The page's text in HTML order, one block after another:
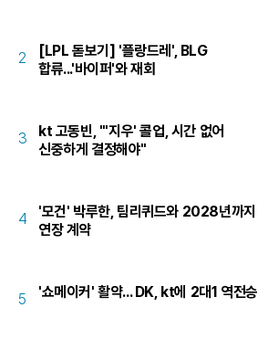
2
[LPL 돋보기] '플랑드레', BLG
합류...'바이퍼'와 재회
3
kt 고동빈, "'지우' 콜업, 시간 없어
신중하게 결정해야"
4
'모건' 박루한, 팀리퀴드와 2028년까지
연장 계약
5 '쇼메이커' 활약... DK, kt에 2대1 역전승